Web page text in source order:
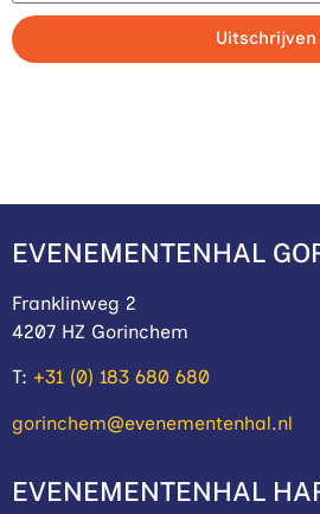
Uitschrijven
EVENEMENTENHAL
Franklinweg 2
4207 HZ Gorinchem
T: +31 (0) 183 680 680
gorinchem@evenementenhal.nl
EVENEMENTENHAL